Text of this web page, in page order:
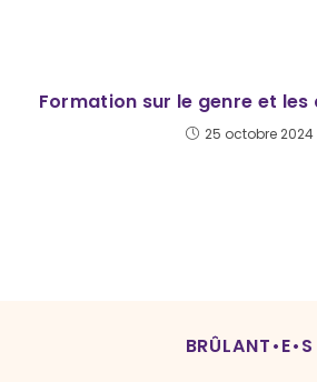
Formation sur le genre et
25 octobre 2024
BRÛLANT•E•S